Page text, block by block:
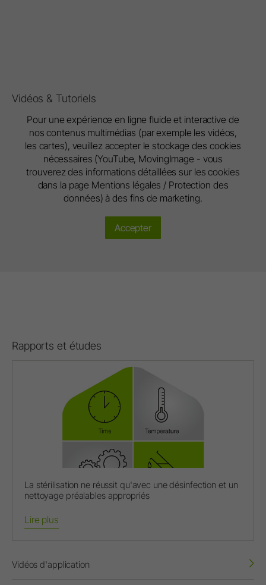
Vidéos & Tutoriels
Pour une expérience en ligne fluide et interactive de
nos contenus multimédias (par exemple les vidéos,
les cartes), veuillez accepter le stockage des cookies
nécessaires (YouTube, MovingImage - vous
trouverez des informations détaillées sur les cookies
dans la page Mentions légales / Protection des
données) à des fins de marketing.
Accepter
Rapports et études
La stérilisation ne réussit qu'avec une désinfection et un
nettoyage préalables appropriés
Lire plus
Vidéos d'application